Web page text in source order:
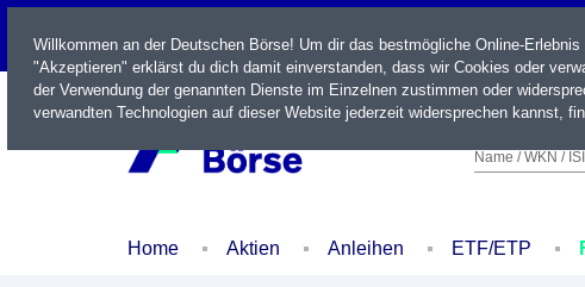
LIVE
Name / WKN /
Home Aktien Anleihen ETF/ETP
Willkommen an der Deutschen Börse! Um dir das bestmögliche Online-
"Akzeptieren" erklärst du dich damit einverstanden, dass wir Cookies oder
der Verwendung der genannten Dienste im Einzelnen zustimmen oder
verwandten Technologien auf dieser Website jederzeit widersprechen kannst,